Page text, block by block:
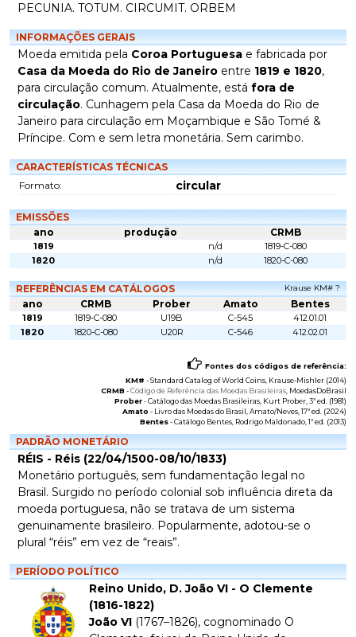
PECUNIA. TOTUM. CIRCUMIT. ORBEM
INFORMAÇÕES GERAIS
Moeda emitida pela Coroa Portuguesa e fabricada por
Casa da Moeda do Rio de Janeiro entre 1819 e 1820,
para circulação comum. Atualmente, está fora de
circulação. Cunhagem pela Casa da Moeda do Rio de
Janeiro para circulação em Moçambique e São Tomé &
Príncipe. Com e sem letra monetária. Sem carimbo.
CARACTERÍSTICAS TÉCNICAS
Formato:
circular
EMISSÕES
ano
produção CRMB
1819 n/d
1819-C-080
1820
n/d 1820-C-080
REFERÊNCIAS EM CATÁLOGOS Krause KM# ?
ano CRMB Prober Amato Bentes
1819 1819-C-080 U19B C-545
412.01.01
1820
1820-C-080 U20R C-546 412.02.01
Fontes dos códigos de referência:
KM# -Standard Catalog of World Coins , Krause-Mishler (2014)
CRMB -Código de Referência das Moedas Brasileiras , MoedasDoBrasil
Prober-Catálogo das Moedas Brasileiras , Kurt Prober, 3ª ed. (1981)
Amato - Livro das Moedas do Brasil , Amato/Neves, 17ª ed. (2024)
Bentes-Catálogo Bentes , Rodrigo Maldonado, 1ª ed. (2013)
PADRÃO MONETÁRIO
RÉIS - Réis (22/04/1500-08/10/1833)
Monetário português, sem fundamentação legal no
Brasil. Surgido no período colonial sob influência direta da
moeda portuguesa, não se tratava de um sistema
genuinamente brasileiro. Popularmente, adotou-se o
plural “réis” em vez de “reais”.
PERÍODO POLÍTICO
Reino Unido, D. João VI - O Clemente
(1816-1822)
João VI (1767–1826), cognominado O